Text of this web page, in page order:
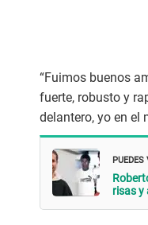
“Fuimos buenos
fuerte, robusto y
delantero, yo en el
PUEDES
risas y